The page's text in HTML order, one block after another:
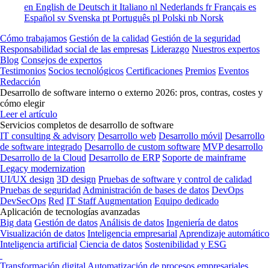
en English de Deutsch it Italiano nl Nederlands frFrançais es
Español sv Svenska pt Português pl Polski nb Norsk
Cómo trabajamos Gestión de la calidad Gestión de la seguridad
Responsabilidad social de las empresas Liderazgo Nuestros expertos
Blog Consejos de expertos
Testimonios Socios tecnológicos Certificaciones Premios Eventos
Redacción
Desarrollo de software interno o externo 2026: pros, contras, costes y
cómo elegir
Leer el artículo
Servicios completos de desarrollo de software
IT consulting & advisory Desarrollo web Desarrollo móvil Desarrollo
de software integrado Desarrollo de custom software MVP desarrollo
Desarrollo de la Cloud Desarrollo de ERP Soporte de mainframe
Legacy modernization
UI/UX design 3D design Pruebas de software y control de calidad
Pruebas de seguridad Administración de bases de datos DevOps
DevSecOps Red IT Staff Augmentation Equipo dedicado
Aplicación de tecnologías avanzadas
Big data Gestión de datos Análisis de datos Ingeniería de datos
Visualización de datos Inteligencia empresarial Aprendizaje automático
Inteligencia artificial Ciencia de datos Sostenibilidad y ESG
Transformación digital Automatización de procesos empresariales